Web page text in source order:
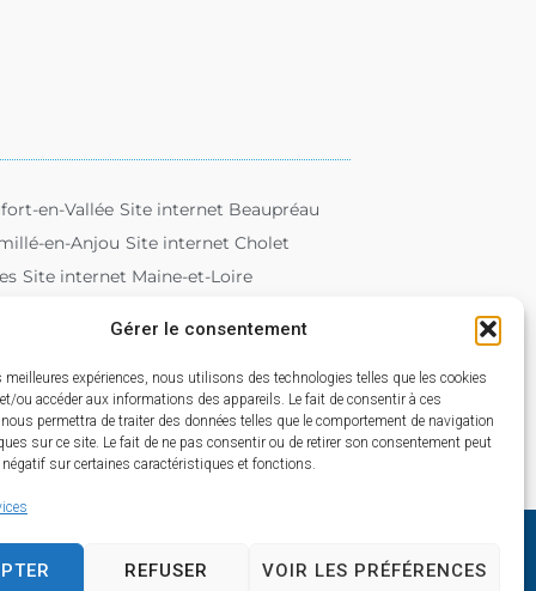
Gérer le consentement
meilleures expériences, nous utilisons des technologies telles que les cookies
ou accéder aux informations des appareils. Le fait de consentir à ces
permettra de traiter des données telles que le comportement de navigation
sur ce site. Le fait de ne pas consentir ou de retirer son consentement peut
négatif sur certaines caractéristiques et fonctions.
REFUSER VOIR LES PRÉFÉRENCES
en-Vallée Site internet Beaupréau
en-Anjou Site internet Cholet
Site internet Maine-et-Loire